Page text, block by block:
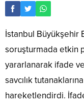
İstanbul Büyükşehir
soruşturmada etkin
yararlanarak ifade
savcılık
hareketlendirdi.